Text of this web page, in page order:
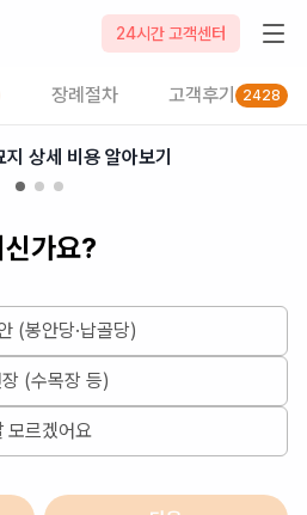
24시간 고객센터
장례절차 고객후기 2428
상세 비용 알아보기
가요?
(봉안당·납골당)
(수목장 등)
모르겠어요